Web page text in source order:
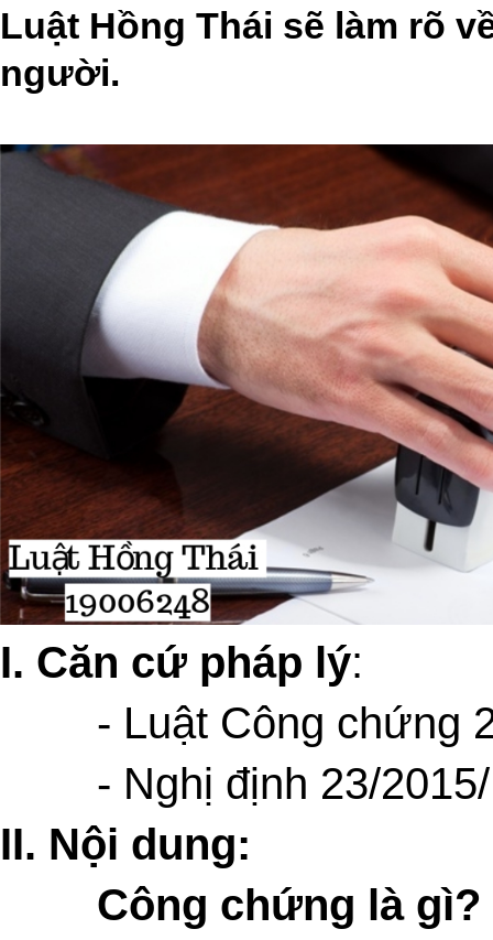
Luật Hồng Thái sẽ làm rõ
người.
I. Căn cứ pháp lý:
- Luật Công chứng
- Nghị định 23/
II. Nội dung:
Công chứng là gì?